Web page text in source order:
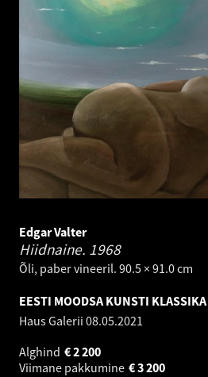
Edgar Valter
Hiidnaine. 1968
Õli, paber vineeril. 90.5 × 91.0 cm
EESTI MOODSA KUNSTI
Haus Galerii 08.05.2021
Alghind
2 200
€
Viimane pakkumine
3 200
€